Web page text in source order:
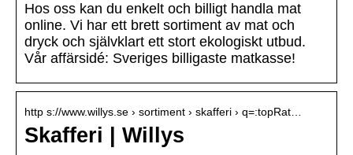
Hos oss kan du enkelt och billigt handla mat
online. Vi har ett brett sortiment av mat och
dryck och självklart ett stort ekologiskt utbud.
Vår affärsidé: Sveriges billigaste matkasse!
http s://www.willys.se › sortiment › skafferi › q=:topRat…
Skafferi | Willys